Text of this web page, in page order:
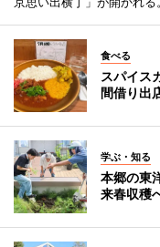
食べる
スパイス
間借り出
学ぶ・知る
本郷の東
来春収穫